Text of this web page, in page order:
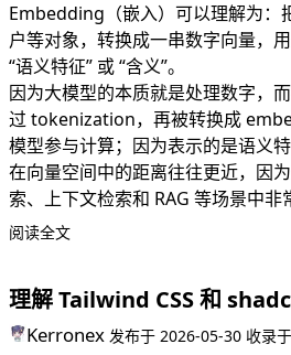
Embedding（嵌入）可以理解为：
户等对象，转换成一串数字向量，
“语义特征” 或 “含义”。
因为大模型的本质就是处理数字，
过 tokenization，再被转换成
模型参与计算；因为表示的是语义
在向量空间中的距离往往更近，因
索、上下文检索和 RAG 等场景中非
阅读全文
理解 Tailwind CSS 和
Kerronex 发布于 2026-05-30 收录于